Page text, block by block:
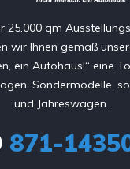
25.000 qm
wir Ihnen gemäß
ein Autohaus!“ eine
Sondermodelle,
und Jahreswagen.
871-